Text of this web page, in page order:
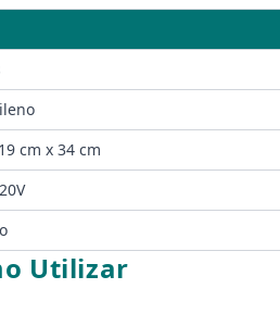
cm x 34 cm
Utilizar